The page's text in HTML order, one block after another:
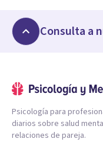
Consulta a
Psicología para
diarios sobre salud
relaciones de pareja.